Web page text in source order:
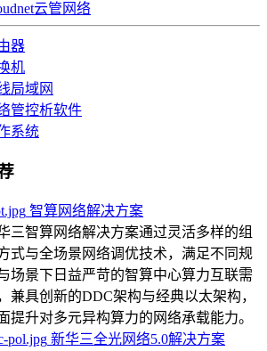
云管网络
器
机
局域网
管控析软件
系统
智算网络解决方案
三智算网络解决方案通过灵活多样的组
式与全场景网络调优技术，满足不同规
场景下日益严苛的智算中心算力互联需
兼具创新的DDC架构与经典以太架构，
提升对多元异构算力的网络承载能力。
新华三全光网络5.0解决方案